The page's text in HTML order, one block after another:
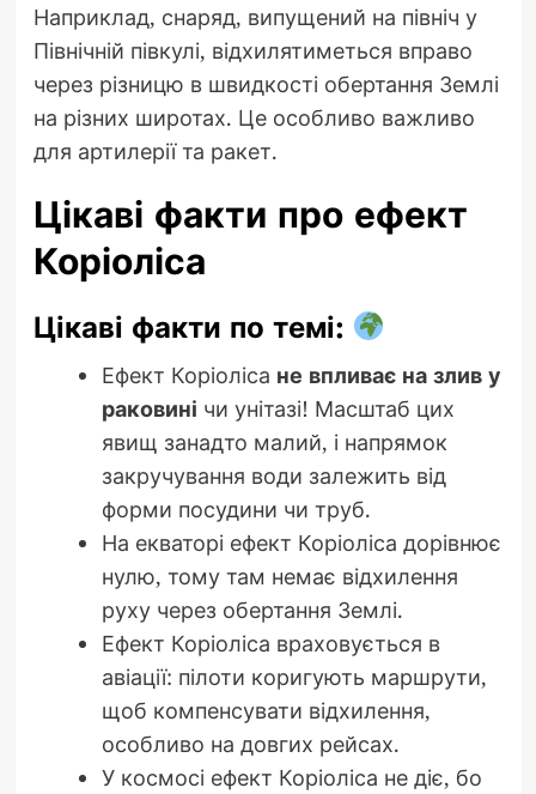
Наприклад, снаряд, випущений на північ у
Північній півкулі, відхилятиметься вправо
через різницю в швидкості обертання Землі
на різних широтах. Це особливо важливо
для артилерії та ракет.
Цікаві факти про ефект
Коріоліса
Цікаві факти по темі:
Ефект Коріоліса не впливає на злив у
раковині чи унітазі! Масштаб цих
явищ занадто малий, і напрямок
закручування води залежить від
форми посудини чи труб.
На екваторі ефект Коріоліса дорівнює
нулю, тому там немає відхилення
руху через обертання Землі.
Ефект Коріоліса враховується в
авіації: пілоти коригують маршрути,
щоб компенсувати відхилення,
особливо на довгих рейсах.
У космосі ефект Коріоліса не діє, бо